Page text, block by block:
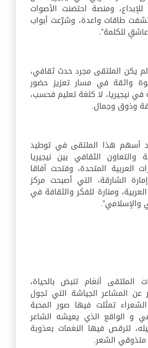
ومنصة احتضنت الأصوات
طاقات واعدة، وشرّعت أبواب
للكلمة".
يكن الملتقى مجرد حدث ثقافي،
واثقة في مسار تعزيز حضور
في نيجيريا، لا كلغة تعليم فحسب،
وذوق وجمال.
أسهم هذا الملتقى في توطيد
والتعاون الثقافي بين نيجيريا
العربية المتحدة، وفتحت آفاقا
الشارقة، التي أصبحت مركز
ومنارة للفكر والثقافة في
والإسلامي".
الملتقى أنغام تنبض بالحياة،
عن المشاعر الجياشة التي تجول
تمثَلت فيها صور المحبة
و الواقع الذي يعيشه الشاعر
لترقص فيها النغمات بعذوبة
الشعر.